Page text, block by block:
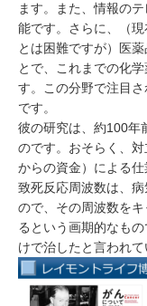
ます。また、情報の
能です。さらに、（
とは困難ですが）医
とで、これまでの化
す。この分野で注目
です。
彼の研究は、約100年
のです。おそらく、
からの資金）による
致死反応周波数は、
ので、その周波数を
るという画期的なも
けで治したと言われて